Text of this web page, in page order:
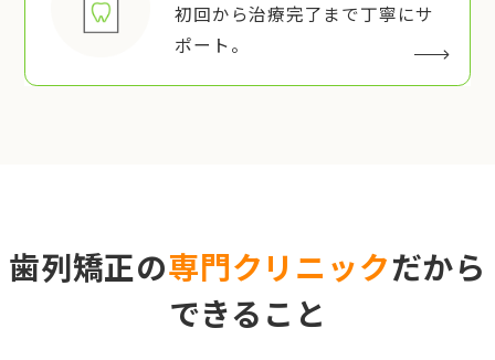
初回から治療完了まで丁寧にサ
ポート。
歯列矯正の専門クリニックだから
できること